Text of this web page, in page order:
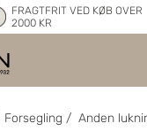
FRAGTFRIT VED KØB OVER
2000 KR
Forsegling / Anden